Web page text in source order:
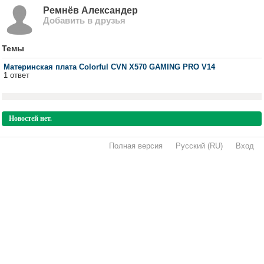
Ремнёв Александер
Добавить в друзья
Темы
Материнская плата Colorful CVN X570 GAMING PRO V14
1 ответ
Новостей нет.
Полная версия Русский (RU) Вход